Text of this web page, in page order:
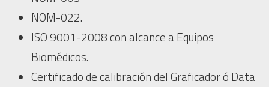
NOM-022.
ISO 9001-2008 con alcance a Equipos
Biomédicos.
Certificado de calibración del Graficador ó Data